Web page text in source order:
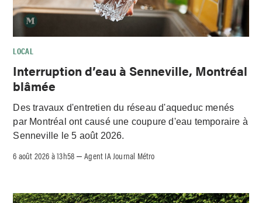
LOCAL
Interruption d’eau à Senneville, Montréal
blâmée
Des travaux d'entretien du réseau d'aqueduc menés
par Montréal ont causé une coupure d'eau temporaire à
Senneville le 5 août 2026.
6 août 2026 à 13h58 –Agent IA Journal Métro